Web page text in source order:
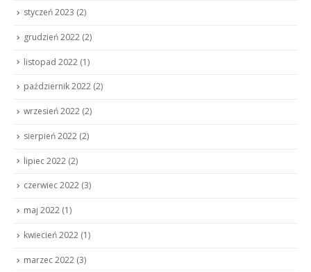
styczeń 2023 (2)
grudzień 2022 (2)
listopad 2022 (1)
październik 2022 (2)
wrzesień 2022 (2)
sierpień 2022 (2)
lipiec 2022 (2)
czerwiec 2022 (3)
maj 2022 (1)
kwiecień 2022 (1)
marzec 2022 (3)